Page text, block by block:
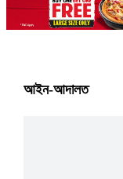
আইন-আদালত